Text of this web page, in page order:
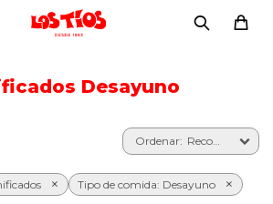
Desayuno
Recomendados
Tipo de comida: Desayuno